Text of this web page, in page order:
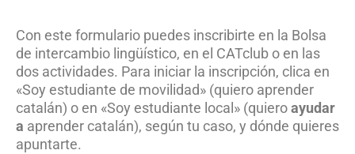
Con este formulario puedes inscribirte en la Bolsa
de intercambio lingüístico, en el CATclub o en las
dos actividades. Para iniciar la inscripción, clica en
«Soy estudiante de movilidad» (quiero aprender
catalán) o en «Soy estudiante local» (quieroayudar
a aprender catalán), según tu caso, y dónde quieres
apuntarte.